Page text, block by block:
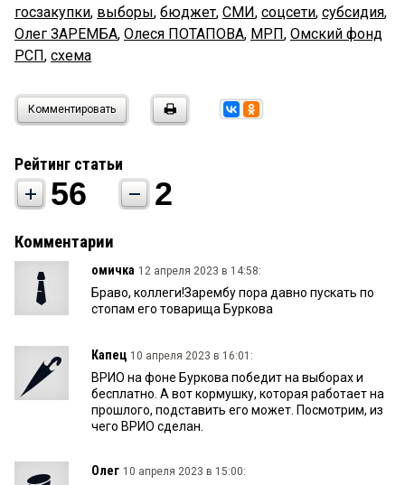
госзакупки, выборы, бюджет, СМИ, соцсети, субсидия,
Олег ЗАРЕМБА, Олеся ПОТАПОВА, МРП, Омский фонд
РСП, схема
Комментировать
Рейтинг статьи
56 2
Комментарии
омичка 12 апреля 2023 в 14:58:
Браво, коллеги!Зарембу пора давно пускать по
стопам его товарища Буркова
Капец 10 апреля 2023 в 16:01:
ВРИО на фоне Буркова победит на выборах и
бесплатно. А вот кормушку, которая работает на
прошлого, подставить его может. Посмотрим, из
чего ВРИО сделан.
Олег 10 апреля 2023 в 15:00: